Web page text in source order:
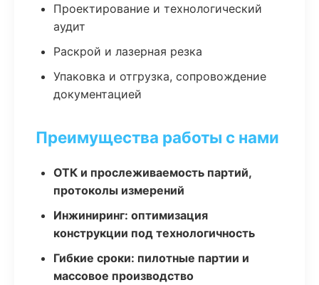
Проектирование и технологический
аудит
Раскрой и лазерная резка
Упаковка и отгрузка, сопровождение
документацией
Преимущества работы с нами
ОТК и прослеживаемость партий,
протоколы измерений
Инжиниринг: оптимизация
конструкции под технологичность
Гибкие сроки: пилотные партии и
массовое производство